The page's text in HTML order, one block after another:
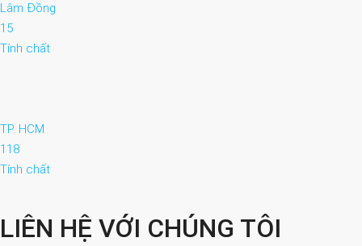
Lâm Đồng
15
Tính chất
TP. HCM
118
Tính chất
LIÊN HỆ VỚI CHÚNG TÔI